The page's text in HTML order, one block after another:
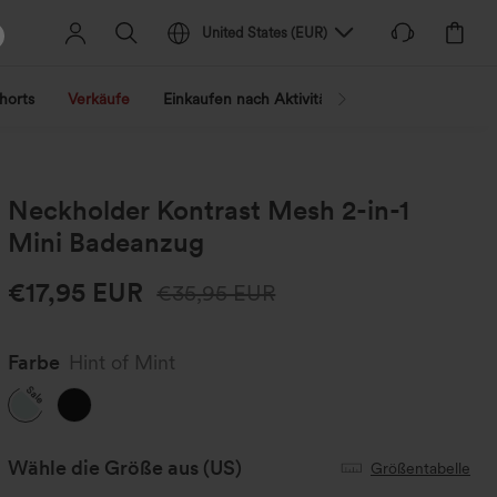
United States ( EUR)
Verkäufe Einkaufen nach Aktivität
Neckholder Kontrast Mesh 2-in-1
Mini Badeanzug
€17,95 EUR €35,95 EUR
Farbe Hint of Mint
Sale
Wähle die Größe aus (US) Größentabelle